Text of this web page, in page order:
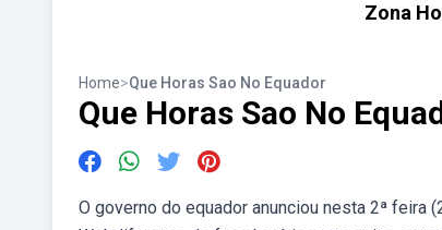
Zona
Home>Que Horas Sao No Equador
Que Horas Sao No
O governo do equador anunciou nesta 2ª feira